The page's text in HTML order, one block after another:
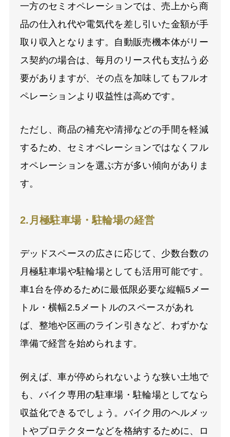
一方のセミオペレーションでは、売上から商
品の仕入れ代や電気代を差し引いた金額が手
取り収入となります。自動販売機本体がリー
ス契約の場合は、毎月のリース代も支払う必
要がありますが、その点を加味してもフルオ
ペレーションより収益性は高めです。
ただし、商品の補充や清掃などの手間を軽減
するため、セミオペレーションではなくフル
オペレーションを選ぶ方が多い傾向がありま
す。
2.月極駐車場・駐輪場の経営
デッドスペースの広さに応じて、少数台数の
月極駐車場や駐輪場としても活用可能です。
車1台を停めるために最低限必要な縦幅5メー
トル・横幅2.5メートルのスペースがあれ
ば、整地や区画のライン引きなど、わずかな
準備で経営を始められます。
例えば、車が停められないような狭い土地で
も、バイク専用の駐車場・駐輪場としてなら
収益化できるでしょう。バイク用のヘルメッ
トやプロテクターなどを格納するために、ロ